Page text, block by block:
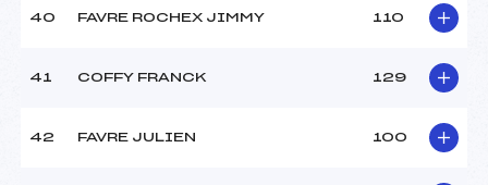
40 FAVRE ROCHEX JIMMY 110
41 COFFY FRANCK 129
42 FAVRE JULIEN 100